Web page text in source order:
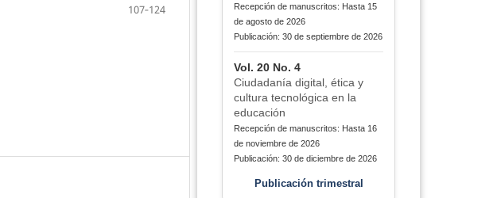
107‐124
Recepción de manuscritos: Hasta 15
de agosto de 2026
Publicación: 30 de septiembre de 2026
Vol. 20 No. 4
Ciudadanía digital, ética y
cultura tecnológica en la
educación
Recepción de manuscritos: Hasta 16
de noviembre de 2026
Publicación: 30 de diciembre de 2026
Publicación trimestral